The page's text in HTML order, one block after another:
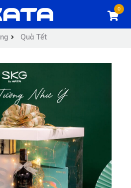
0
Quà Tết